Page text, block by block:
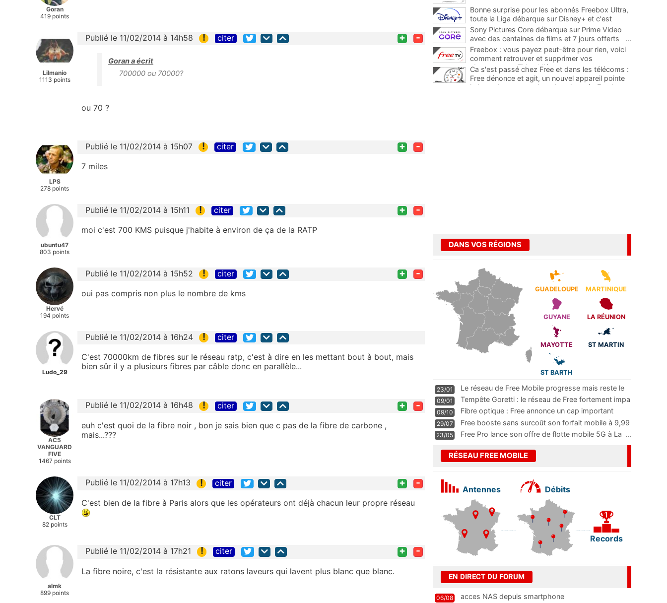
Goran
419 points
Lilmanio
1113 points
Publié le 11/02/2014 à 14h58 ! citer + -
Goran a écrit
700000 ou 70000?
ou 70 ?
LPS
278 points
Publié le 11/02/2014 à 15h07 ! citer + -
7 miles
ubuntu47
803 points
Publié le 11/02/2014 à 15h11 ! citer + -
moi c'est 700 KMS puisque j'habite à environ de ça de la RATP
Hervé
194 points
Publié le 11/02/2014 à 15h52 ! citer + -
oui pas compris non plus le nombre de kms
Ludo_29
Publié le 11/02/2014 à 16h24 ! citer
C'est 70000km de fibres sur le réseau ratp, c'est à dire en les mettant bout à bout, mais
bien sûr il y a plusieurs fibres par câble donc en parallèle...
AC5
VANGUARD
FIVE
1467 points
Publié le 11/02/2014 à 16h48 ! citer + -
euh c'est quoi de la fibre noir , bon je sais bien que c pas de la fibre de carbone ,
mais...???
CLT
82 points
Publié le 11/02/2014 à 17h13 ! citer + -
C'est bien de la fibre à Paris alors que les opérateurs ont déjà chacun leur propre réseau
almk
899 points
Publié le 11/02/2014 à 17h21 ! citer + -
La fibre noire, c'est la résistante aux ratons laveurs qui lavent plus blanc que blanc.
Bonne surprise pour les abonnés Freebox Ultra,
toute la Liga débarque sur Disney+ et c'est
inclus
Sony Pictures Core débarque sur Prime Video
avec des centaines de films et 7 jours offerts
...
Freebox : vous payez peut-être pour rien, voici
comment retrouver et supprimer vos
abonnements TV oubliés
...
Ca s'est passé chez Free et dans les télécoms :
Free dénonce et agit, un nouvel appareil pointe
le bout de son nez chez des abonnés Freebox...
DANS VOS RÉGIONS
GUADELOUPE MARTINIQUE
GUYANE LA RÉUNION
MAYOTTE ST MARTIN
ST BARTH
23/01
Le réseau de Free Mobile progresse mais reste le
m
...
09/01
Tempête Goretti : le réseau de Free fortement impa
09/10
Fibre optique : Free annonce un cap important
pass
...
29/07
Free booste sans surcoût son forfait mobile à 9,99
23/05 Free Pro lance son offre de flotte mobile 5G à La ...
RÉSEAU FREE MOBILE
Antennes Débits
Records
EN DIRECT DU FORUM
06/08 acces NAS depuis smartphone